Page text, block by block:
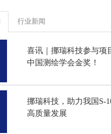
行业新闻
喜讯｜挪瑞科技参与项
中国测绘学会金奖！
挪瑞科技，助力我国S-
高质量发展